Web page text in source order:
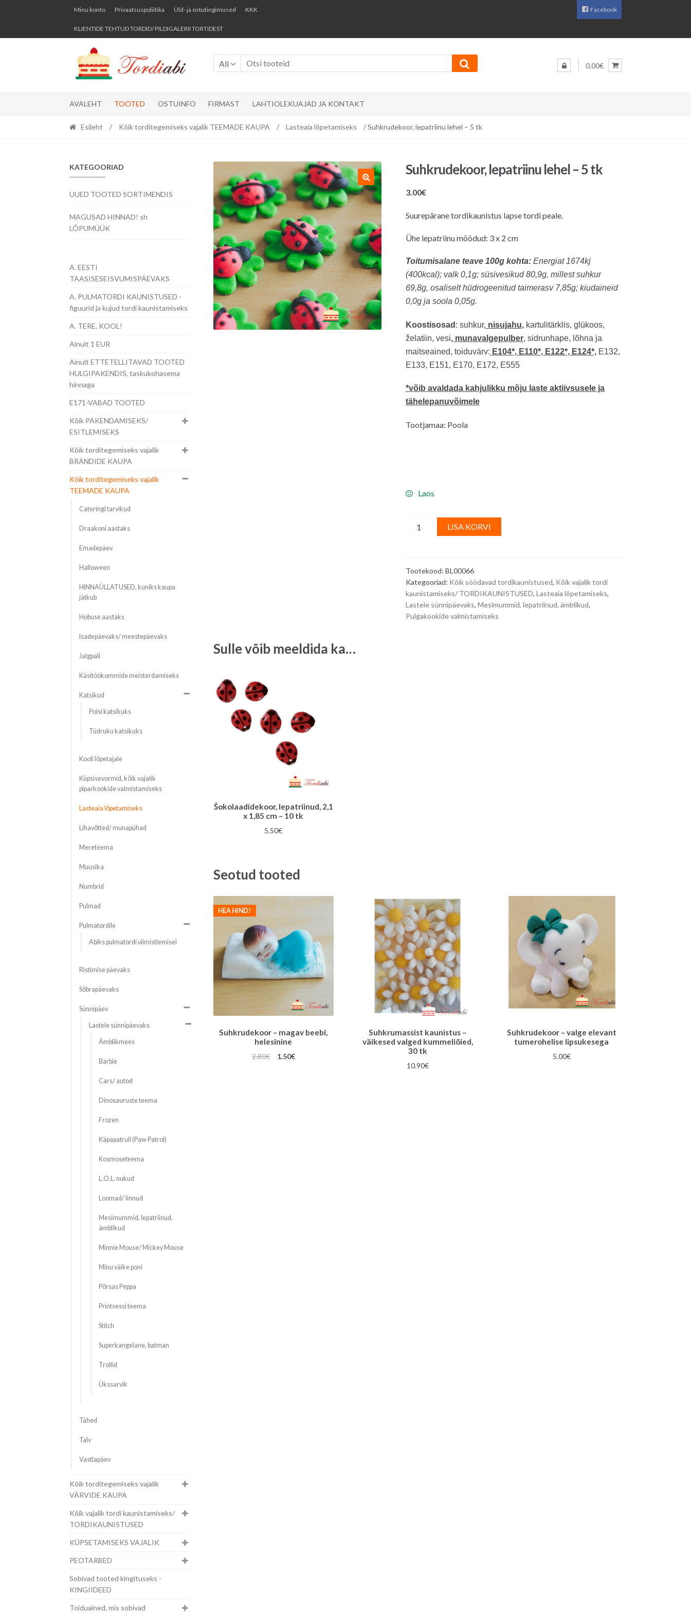
Skip
navigation
Skip
content
Minu konto Privaatsuspoliitika Üld- ja ostutingimused KKK
KLIENTIDE TEHTUD TORDID/ PILDIGALERII TORTIDEST
Facebook
All 0.00€
AVALEHT TOOTED OSTUINFO FIRMAST LAHTIOLEKUAJAD JA KONTAKT
Esileht / Kõik torditegemiseks vajalik TEEMADE KAUPA / Lasteaia lõpetamiseks / Suhkrudekoor, lepatriinu lehel – 5 tk
Suhkrudekoor, lepatriinu lehel – 5 tk
3.00€
Suurepärane tordikaunistus lapse tordi peale.
Ühe lepatriinu mõõdud: 3 x 2 cm
Toitumisalane teave 100g kohta:Energiat 1674kj
(400kcal); valk 0,1g; süsivesikud 80,9g, millest suhkur
69,8g, osaliselt hüdrogeenitud taimerasv 7,85g; kiudaineid
0,0g ja soola 0,05g.
Koostisosad : suhkur, nisujahu,kartulitärklis, glükoos,
želatiin, vesi, munavalgepulber, sidrunhape, lõhna ja
maitseained, toiduvärv: E104*, E110*, E122*, E124*,E132,
E133, E151, E170, E172, E555
*võib avaldada kahjulikku mõju laste aktiivsusele ja
tähelepanuvõimele
Tootjamaa: Poola
Laos
Suhkrudekoor,
lepatriinu
5
tk
quantity
LISA KORVI
l
Tootekood: BL00066
Kategooriad: Kõik söödavad tordikaunistused, Kõik vajalik tordi
kaunistamiseks/ TORDIKAUNISTUSED, Lasteaia lõpetamiseks,
Lastele sünnipäevaks, Mesimummid, lepatriinud, ämblikud,
Pulgakookide valmistamiseks
Sulle võib meeldida ka…
Šokolaadidekoor, lepatriinud, 2,1
x 1,85 cm – 10 tk
5.50€
Seotud tooted
Suhkrudekoor – magav beebi,
helesinine
HEA HIND!
2.80€
Algne
1.50€Praegune
Suhkrumassist kaunistus –
väikesed valged kummeliõied,
30 tk
10.90€
Suhkrudekoor – valge elevant
tumerohelise lipsukesega
5.00€
KATEGOORIAD
UUED TOOTED SORTIMENDIS
MAGUSAD HINNAD! sh
LÕPUMÜÜK
A. EESTI
TAASISESEISVUMISPÄEVAKS
A. PULMATORDI KAUNISTUSED -
figuurid ja kujud tordi kaunistamiseks
A. TERE, KOOL!
Ainult 1 EUR
Ainult ETTETELLITAVAD TOOTED
HULGIPAKENDIS, taskukohasema
hinnaga
E171-VABAD TOOTED
Kõik PAKENDAMISEKS/
ESITLEMISEKS
Kõik torditegemiseks vajalik
BRÄNDIDE KAUPA
Kõik torditegemiseks vajalik
TEEMADE KAUPA
Cateringi tarvikud
Draakoni aastaks
Emadepäev
Halloween
HINNAÜLLATUSED, kuniks kaupa
jätkub
Hobuse aastaks
Isadepäevaks/ meestepäevaks
Jalgpall
Käsitöökommide meisterdamiseks
Katsikud
Poisi katsikuks
Tüdruku katsikuks
Kooli lõpetajale
Küpsisevormid, kõik vajalik
piparkookide valmistamiseks
Lasteaia lõpetamiseks
Lihavõtted/ munapühad
Mereteema
Muusika
Numbrid
Pulmad
Pulmatordile
Abiks pulmatordi viimistlemisel
Ristimise päevaks
Sõbrapäevaks
Sünnipäev
Lastele sünnipäevaks
Ämblikmees
Barbie
Cars/ autod
Dinosauruste teema
Frozen
Käpapatrull (Paw Patrol)
Kosmoseteema
L.O.L. nukud
Loomad/ linnud
Mesimummid, lepatriinud,
ämblikud
Minnie Mouse/ Mickey Mouse
Minu väike poni
Põrsas Peppa
Printsessi teema
Stitch
Superkangelane, batman
Trollid
Ükssarvik
Tähed
Talv
Vastlapäev
Kõik torditegemiseks vajalik
VÄRVIDE KAUPA
Kõik vajalik tordi kaunistamiseks/
TORDIKAUNISTUSED
KÜPSETAMISEKS VAJALIK
PEOTARBED
Sobivad tooted kingituseks -
KINGIIDEED
Toiduained, mis sobivad